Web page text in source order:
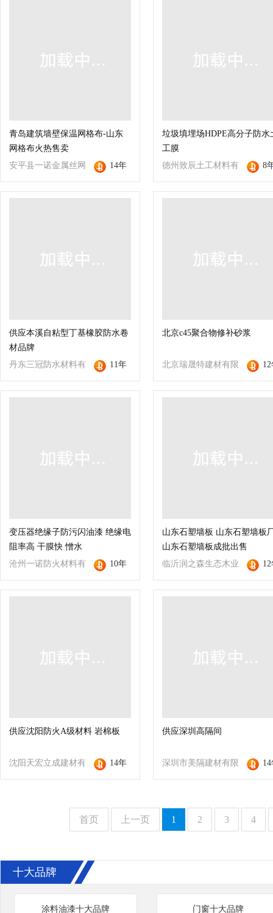
青岛建筑墙壁保温网格布-山东
网格布火热售卖
安平县一诺金属丝网
厂
14年
垃圾填埋场HDPE高分子防水
工膜
德州致辰土工材料有
限公司
8
供应本溪自粘型丁基橡胶防水卷
材品牌
丹东三冠防水材料有
限责任公司
11年
北京c45聚合物修补砂浆
北京瑞晟特建材有限
公司
变压器绝缘子防污闪油漆 绝缘电
阻率高 干膜快 憎水
沧州一诺防火材料有
限公司
10年
山东石塑墙板 山东石塑墙板
山东石塑墙板成批出售
临沂润之森生态木业
有限公司
供应沈阳防火A级材料 岩棉板
沈阳天宏立成建材有
限公司
14年
供应深圳高隔间
深圳市美隔建材有限
公司
首页 上一页 1 2 3 4
十大品牌
涂料油漆十大品牌 门窗十大品牌